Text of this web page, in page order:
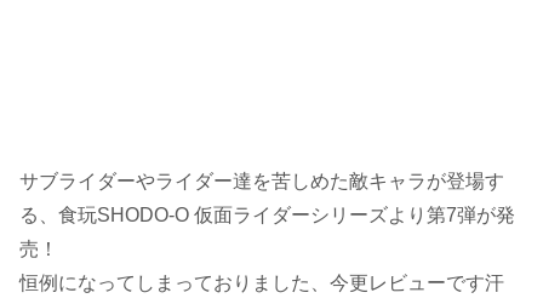
サブライダーやライダー達を苦しめた敵キャラが登場す
る、食玩SHODO-O 仮面ライダーシリーズより第7弾が発
売！
恒例になってしまっておりました、今更レビューです汗